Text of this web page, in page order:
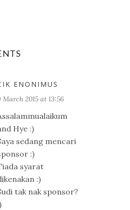
ENONIMUS
March 2015 at 13:56
Hye :)
sedang mencari
:)
syarat
:)
tak nak sponsor?